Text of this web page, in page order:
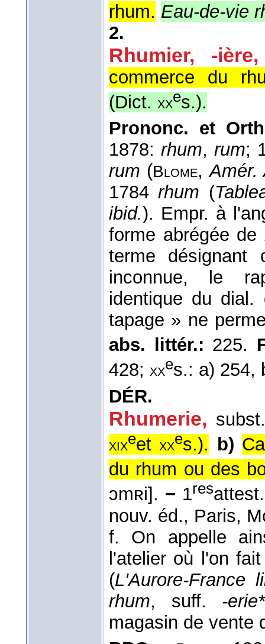
rhum. Eau-de-vie
2.
Rhumier, -ière,
commerce du
(Dict. xxes.).
Prononc. et
1878:rhum,rum;
rum (Blome,Amér.
1784rhum (
ibid.). Empr. à
forme abrégée de
terme
inconnue, le
identique du
tapage » ne
abs. littér.: 225.
428; xxes.: a) 254,
DÉR.
Rhumerie,
xixeetxxes.). b)
du rhum ou des
ɔmʀi]. − 1res
nouv. éd., Paris,
f. On appelle
l'atelier où l'on
(L'Aurore-France
rhum, suff. -erie*
magasin de vente